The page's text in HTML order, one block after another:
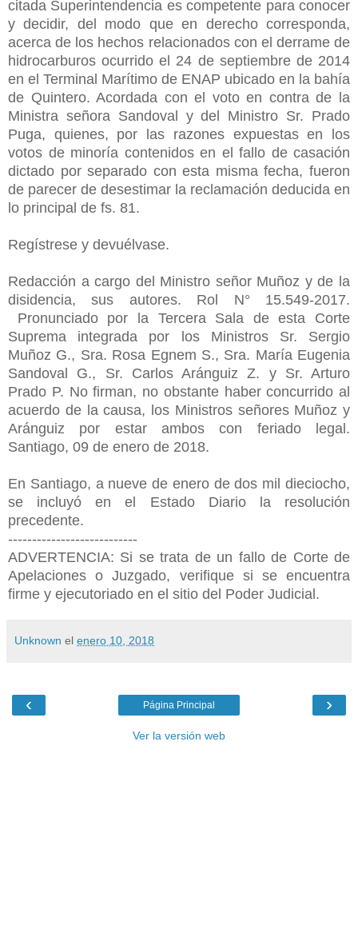
citada Superintendencia es competente para conocer
y decidir, del modo que en derecho corresponda,
acerca de los hechos relacionados con el derrame de
hidrocarburos ocurrido el 24 de septiembre de 2014
en el Terminal Marítimo de ENAP ubicado en la bahía
de Quintero. Acordada con el voto en contra de la
Ministra señora Sandoval y del Ministro Sr. Prado
Puga, quienes, por las razones expuestas en los
votos de minoría contenidos en el fallo de casación
dictado por separado con esta misma fecha, fueron
de parecer de desestimar la reclamación deducida en
lo principal de fs. 81.
Regístrese y devuélvase.
Redacción a cargo del Ministro señor Muñoz y de la
disidencia, sus autores. Rol N° 15.549-2017.
Pronunciado por la Tercera Sala de esta Corte
Suprema integrada por los Ministros Sr. Sergio
Muñoz G., Sra. Rosa Egnem S., Sra. María Eugenia
Sandoval G., Sr. Carlos Aránguiz Z. y Sr. Arturo
Prado P. No firman, no obstante haber concurrido al
acuerdo de la causa, los Ministros señores Muñoz y
Aránguiz por estar ambos con feriado legal.
Santiago, 09 de enero de 2018.
En Santiago, a nueve de enero de dos mil dieciocho,
se incluyó en el Estado Diario la resolución
precedente.
---------------------------
ADVERTENCIA: Si se trata de un fallo de Corte de
Apelaciones o Juzgado, verifique si se encuentra
firme y ejecutoriado en el sitio del Poder Judicial.
Unknown el enero 10, 2018
‹ ›
Página Principal
Ver la versión web